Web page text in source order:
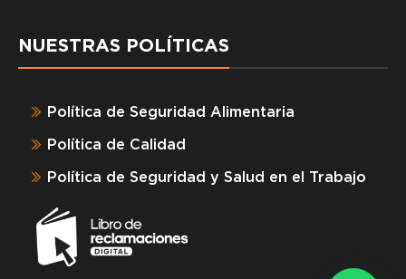
NUESTRAS POLÍTICAS
Política de Seguridad Alimentaria
Política de Calidad
Política de Seguridad y Salud en el Trabajo